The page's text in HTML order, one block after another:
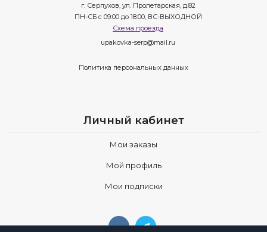
г. Серпухов, ул. Пролетарская, д.82
ПН-СБ с 09:00 до 18:00, ВС-ВЫХОДНОЙ
Схема проезда
upakovka-serp@mail.ru
Политика персональных данных
Личный кабинет
Мои заказы
Мой профиль
Мои подписки